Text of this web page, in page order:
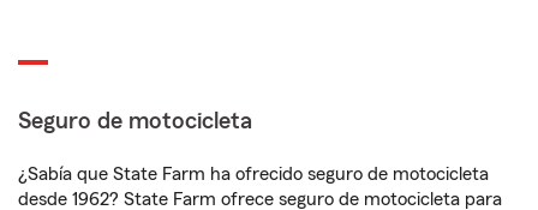
Seguro de motocicleta
¿Sabía que State Farm ha ofrecido seguro de motocicleta
desde 1962? State Farm ofrece seguro de motocicleta para